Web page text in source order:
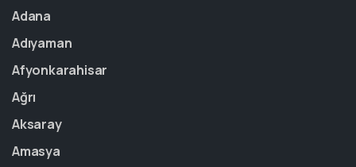
Adana
Adıyaman
Afyonkarahisar
Ağrı
Aksaray
Amasya